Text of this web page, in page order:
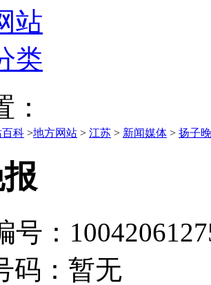
站
类
：
百科 >地方网站 > 江苏 > 新闻媒体 > 扬子
号：
码： 暂无